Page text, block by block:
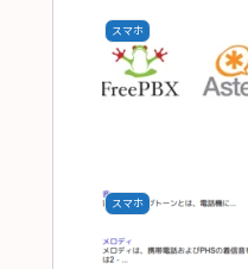
スマホ
スマホ